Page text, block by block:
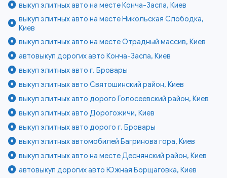
выкуп элитных авто на месте Конча-Заспа, Киев
выкуп элитных авто на месте Никольская Слободка,
Киев
выкуп элитных авто на месте Отрадный массив, Киев
автовыкуп дорогих авто Конча-Заспа, Киев
выкуп элитных авто г. Бровары
выкуп элитных авто Святошинский район, Киев
выкуп элитных авто дорого Голосеевский район, Киев
выкуп элитных авто Дорогожичи, Киев
выкуп элитных авто дорого г. Бровары
выкуп элитных автомобилей Багринова гора, Киев
выкуп элитных авто на месте Деснянский район, Киев
автовыкуп дорогих авто Южная Борщаговка, Киев